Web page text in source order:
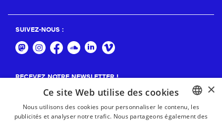
SUIVEZ-NOUS :
RECEVEZ NOTRE NEWSLETTER !
BASQUE
×
Ce site Web utilise des cookies
Nous utilisons des cookies pour personnaliser le contenu, les
publicités et analyser notre trafic. Nous partageons également des